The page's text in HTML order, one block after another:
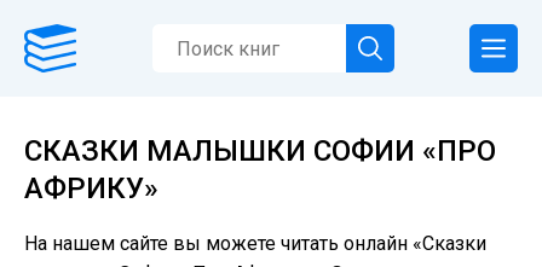
СКАЗКИ МАЛЫШКИ СОФИИ «ПРО
АФРИКУ»
На нашем сайте вы можете читать онлайн «Сказки